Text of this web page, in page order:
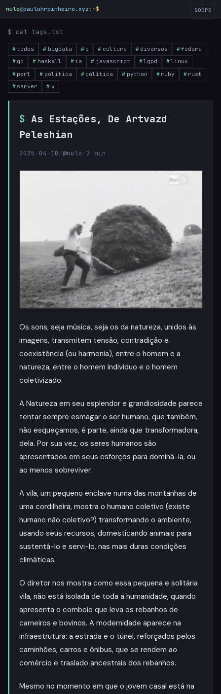
nulo@paulohrpinheiro.xyz :~$ sobre
$ cat tags.txt
todos bigdata c cultura diversos
fedora
go
haskell ia javascript lgpd
linux
perl
politica política python ruby
rust
server
v
As Estações, De Artvazd
Peleshian
2025-04-10 /@nulo /2 min
Os sons, seja música, seja os da natureza, unidos às
imagens, transmitem tensão, contradição e
coexistência (ou harmonia), entre o homem e a
natureza, entre o homem indivíduo e o homem
coletivizado.
A Natureza em seu esplendor e grandiosidade parece
tentar sempre esmagar o ser humano, que também,
não esqueçamos, é parte, ainda que transformadora,
dela. Por sua vez, os seres humanos são
apresentados em seus esforços para dominá-la, ou
ao menos sobreviver.
A vila, um pequeno enclave numa das montanhas de
uma cordilheira, mostra o humano coletivo (existe
humano não coletivo?) transformando o ambiente,
usando seus recursos, domesticando animais para
sustentá-lo e servi-lo, nas mais duras condições
climáticas.
O diretor nos mostra como essa pequena e solitária
vila, não está isolada de toda a humanidade, quando
apresenta o comboio que leva os rebanhos de
carneiros e bovinos. A modernidade aparece na
infraestrutura: a estrada e o túnel, reforçados pelos
caminhões, carros e ônibus, que se rendem ao
comércio e traslado ancestrais dos rebanhos.
Mesmo no momento em que o jovem casal está na